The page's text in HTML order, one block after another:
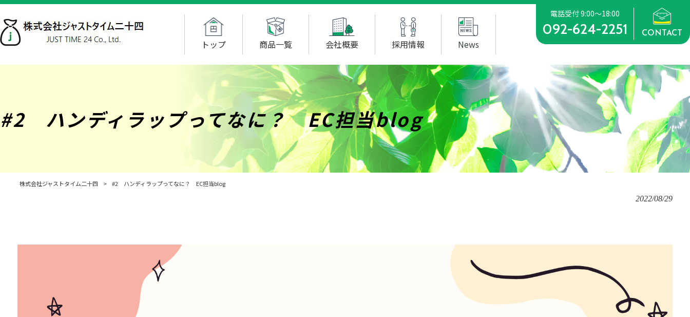
トップ 商品一覧 会社概要 採用情報 News
電話受付 9:00～18:00
092-624-2251 CONTACT
#2 ハンディラップってなに？ EC担当blog
株式会社ジャストタイム二十四 > #2 ハンディラップってなに？ EC担当blog
2022/08/29